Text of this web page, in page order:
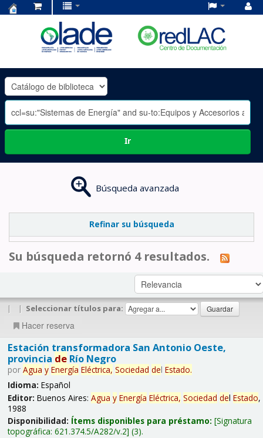
OLADE
-
Ir
Búsqueda avanzada
Refinar su búsqueda
Su búsqueda retornó 4 resultados.
| | Seleccionar títulos para:
Hacer reserva
Estación transformadora San Antonio Oeste,
provincia deRío Negro
por Agua y Energía Eléctrica, Sociedad del Estado.
Idioma: Español
Editor: Buenos Aires: Agua y Energía Eléctrica, Sociedad del Estado,
1988
Disponibilidad: Ítems disponibles para préstamo: Signatura
topográfica: 621.374.5/A282/v.2 (3).